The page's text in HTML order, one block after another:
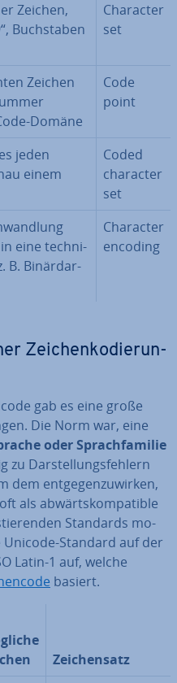
Zeichen,
Buch­sta­ben
Character
set
Zeichen
Domäne
Code
point
jeden
einem
Coded
character
set
in eine tech­ni­
B. Bi­när­dar­
Character
encoding
Zei­chen­ko­die­run­
gab es eine große
Die Norm war, eine
oder Sprach­fa­mi­lie
zu Dar­stel­lungs­feh­lern
dem ent­ge­gen­zu­wir­ken,
als ab­wärts­kom­pa­ti­ble
Standards mo­
Standard auf der
Latin-1 auf, welche
basiert.
Zei­chen­satz